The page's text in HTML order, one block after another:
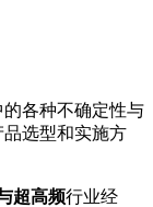
的各种不确定性与
选型和实施方
超高频行业经